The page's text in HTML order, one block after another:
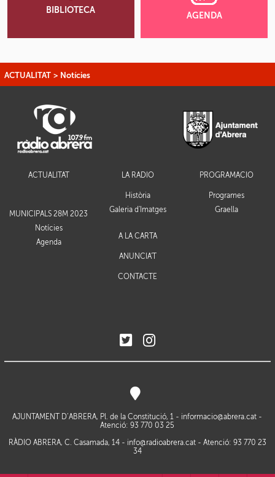
BIBLIOTECA
AGENDA
ACTUALITAT > Notícies
ACTUALITAT
MUNICIPALS 28M 2023
Notícies
Agenda
LA RÀDIO
Història
Galeria d'Imatges
PROGRAMACIÓ
Programes
Graella
A LA CARTA
ANUNCIA'T
CONTACTE
AJUNTAMENT D’ABRERA, Pl. de la Constitució, 1 - informacio@abrera.cat -
Atenció: 93 770 03 25
RÀDIO ABRERA, C. Casamada, 14 - info@radioabrera.cat- Atenció: 93 770 23
34